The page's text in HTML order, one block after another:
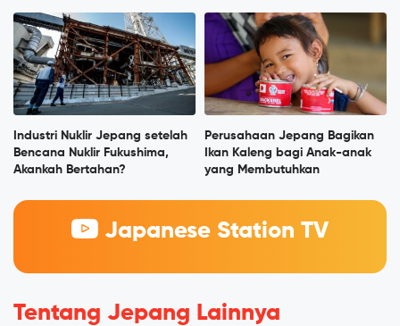
Industri Nuklir Jepang setelah
Bencana Nuklir Fukushima,
Akankah Bertahan?
Perusahaan Jepang Bagikan
Ikan Kaleng bagi Anak-anak
yang Membutuhkan
Japanese Station TV
Tentang Jepang Lainnya